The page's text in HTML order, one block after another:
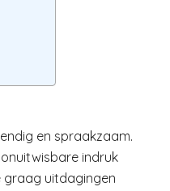
en spraakzaam.
indruk
graag uitdagingen